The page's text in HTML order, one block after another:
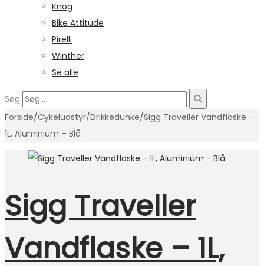
Knog
Bike Attitude
Pirelli
Winther
Se alle
Søg
Forside/Cykeludstyr/Drikkedunke/Sigg Traveller Vandflaske –
1L, Aluminium – Blå
Sigg Traveller
Vandflaske – 1L,